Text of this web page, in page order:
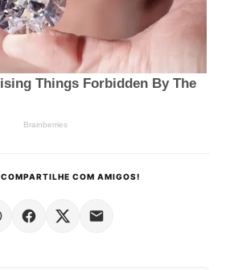
COM AMIGOS!